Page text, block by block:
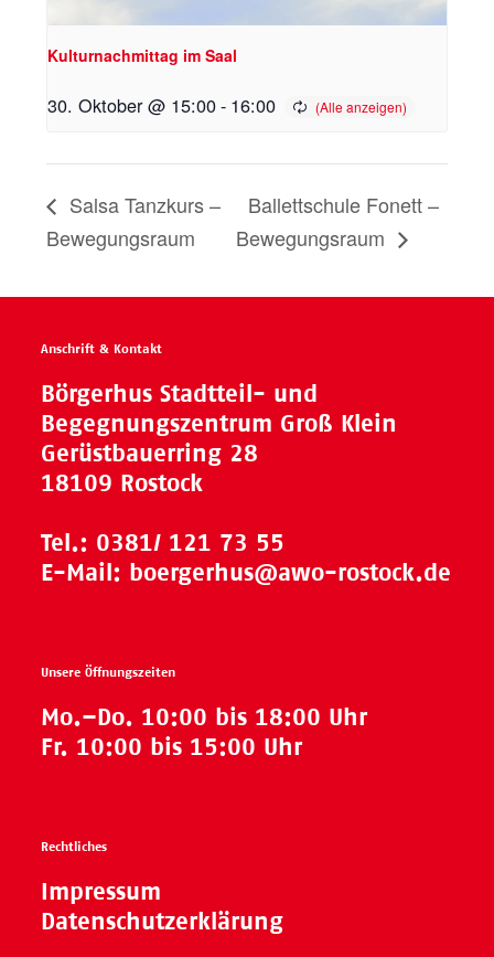
Kulturnachmittag im Saal
30. Oktober @ 15:00- 16:00
Salsa Tanzkurs –
Bewegungsraum
Ballettschule Fonett –
Bewegungsraum
Anschrift & Kontakt
Börgerhus Stadtteil- und
Begegnungszentrum Groß Klein
Gerüstbauerring 28
18109 Rostock
Tel.: 0381/ 121 73 55
E-Mail: boergerhus@awo-rostock.de
Unsere Öffnungszeiten
Mo.–Do. 10:00 bis 18:00 Uhr
Fr. 10:00 bis 15:00 Uhr
Rechtliches
Impressum
Datenschutzerklärung